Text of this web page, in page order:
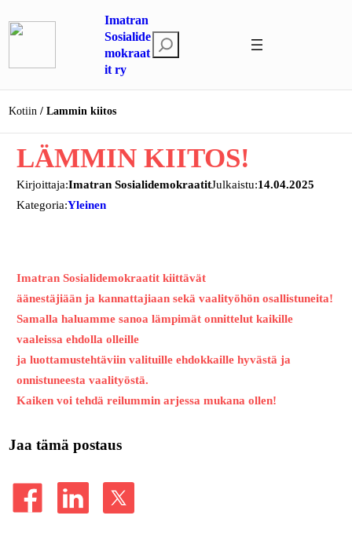
sisältöön
Imatran
Sosialide
mokraat
it ry
t
Kotiin Lammin kiitos
LÄMMIN KIITOS!
Kirjoittaja:Imatran SosialidemokraatitJulkaistu:14.04.2025
Kategoria:Yleinen
Imatran Sosialidemokraatit kiittävät
äänestäjiään ja kannattajiaan sekä vaalityöhön osallistuneita!
Samalla haluamme sanoa lämpimät onnittelut kaikille
vaaleissa ehdolla olleille
ja luottamustehtäviin valituille ehdokkaille hyvästä ja
onnistuneesta vaalityöstä.
Kaiken voi tehdä reilummin arjessa mukana ollen!
Jaa tämä postaus